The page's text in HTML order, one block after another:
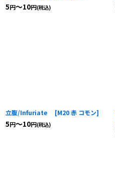
5円～10円(税込)
立腹/Infuriate [M20 赤 コモン]
5円～10円(税込)